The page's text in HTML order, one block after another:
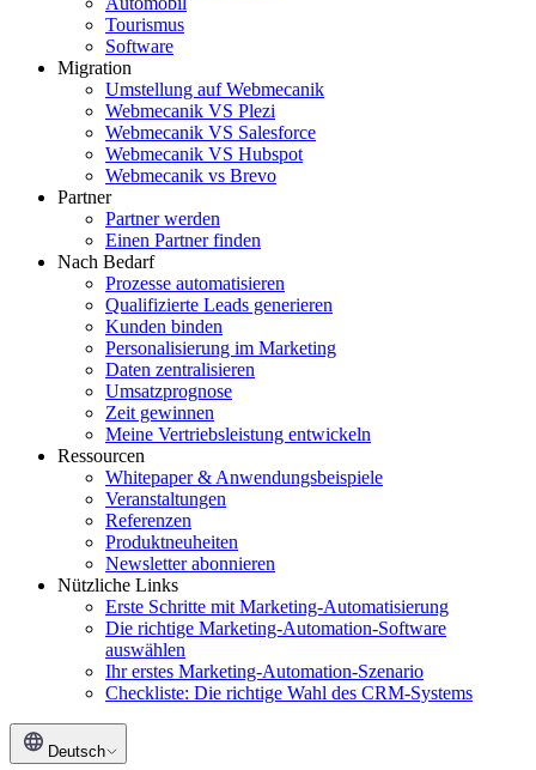
Tourismus
Software
Migration
Umstellung auf Webmecanik
Webmecanik VS Plezi
Webmecanik VS Salesforce
Webmecanik VS Hubspot
Webmecanik vs Brevo
Partner
Partner werden
Einen Partner finden
Nach Bedarf
Prozesse automatisieren
Qualifizierte Leads generieren
Kunden binden
Personalisierung im Marketing
Daten zentralisieren
Umsatzprognose
Zeit gewinnen
Meine Vertriebsleistung entwickeln
Ressourcen
Whitepaper & Anwendungsbeispiele
Veranstaltungen
Referenzen
Produktneuheiten
Newsletter abonnieren
Nützliche Links
Erste Schritte mit Marketing-Automatisierung
Die richtige Marketing-Automation-Software
auswählen
Ihr erstes Marketing-Automation-Szenario
Checkliste: Die richtige Wahl des CRM-Systems
Deutsch